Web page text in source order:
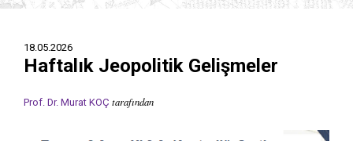
18.05.2026
Haftalık Jeopolitik Gelişmeler
Prof. Dr. Murat KOÇ tarafından